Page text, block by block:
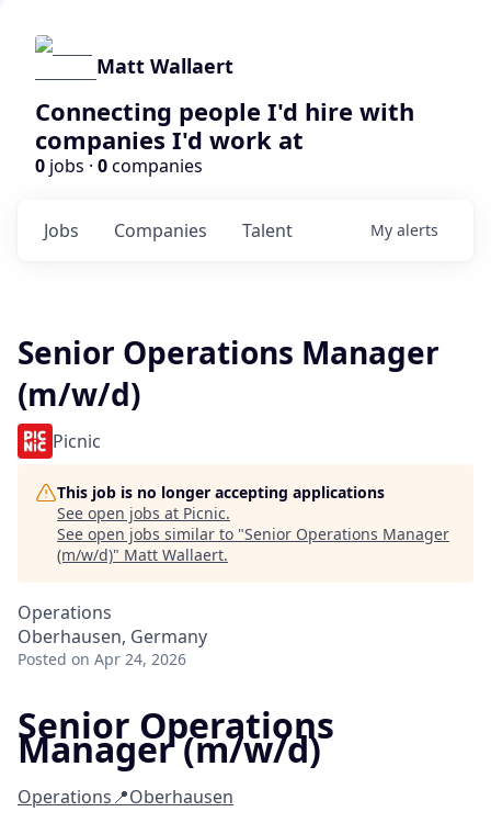
Matt Wallaert
Connecting people I'd hire with
companies I'd work at
0 jobs · 0companies
Jobs Companies Talent My alerts
Senior Operations Manager
(m/w/d)
Picnic
This job is no longer accepting applications
See open jobs at Picnic.
See open jobs similar to "Senior Operations Manager
(m/w/d)" Matt Wallaert.
Operations
Oberhausen, Germany
Posted on Apr 24, 2026
Senior Operations
Manager (m/w/d)
Operations📍Oberhausen